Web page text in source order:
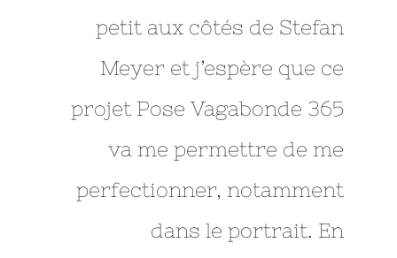
petit aux côtés de Stefan
Meyer et j’espère que ce
projet Pose Vagabonde 365
va me permettre de me
perfectionner, notamment
dans le portrait. En